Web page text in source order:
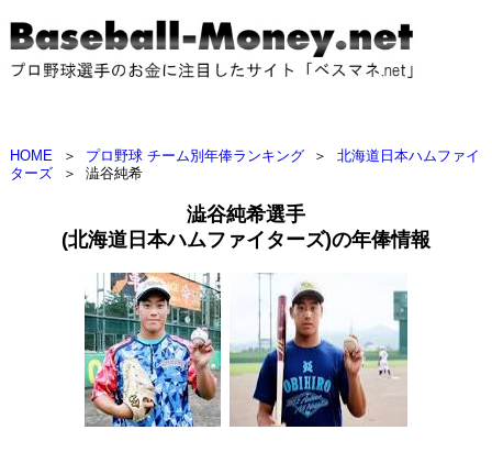
HOME ＞ プロ野球 チーム別年俸ランキング ＞
北海道日本ハムファイ
ターズ
＞ 澁谷純希
澁谷純希選手
(北海道日本ハムファイターズ)の年俸情報